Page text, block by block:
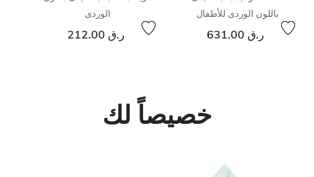
باللون الوردى للأطفال
ر.ق 631.00
الوردى
ر.ق 212.00
خصيصاً لك